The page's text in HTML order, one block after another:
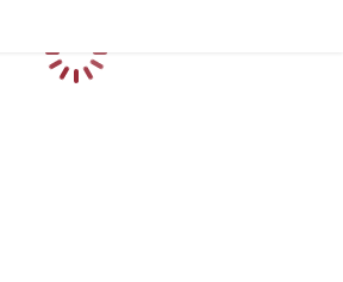
Caricamento